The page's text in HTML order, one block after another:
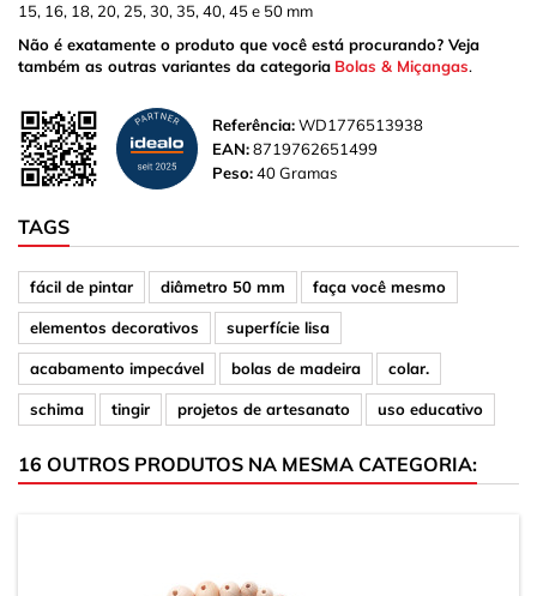
15, 16, 18, 20, 25, 30, 35, 40, 45 e 50 mm
Não é exatamente o produto que você está procurando? Veja
também as outras variantes da categoria Bolas & Miçangas.
Referência:WD1776513938
EAN:8719762651499
Peso:40 Gramas
TAGS
fácil de pintar diâmetro 50 mm faça você mesmo
elementos decorativos superfície lisa
acabamento impecável bolas de madeira colar.
schima tingir projetos de artesanato uso educativo
16 OUTROS PRODUTOS NA MESMA CATEGORIA: